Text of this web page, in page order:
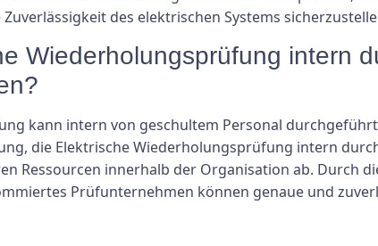
des elektrischen Systems
Wiederholungsprüfung intern
kann intern von geschultem Personal
die Elektrische Wiederholungsprüfung intern
Ressourcen innerhalb der Organisation ab. Durch
Prüfunternehmen können genaue und